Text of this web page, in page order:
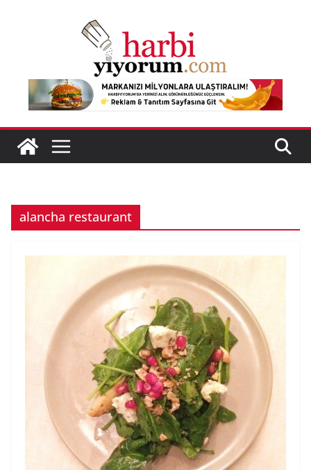
alancha restaurant